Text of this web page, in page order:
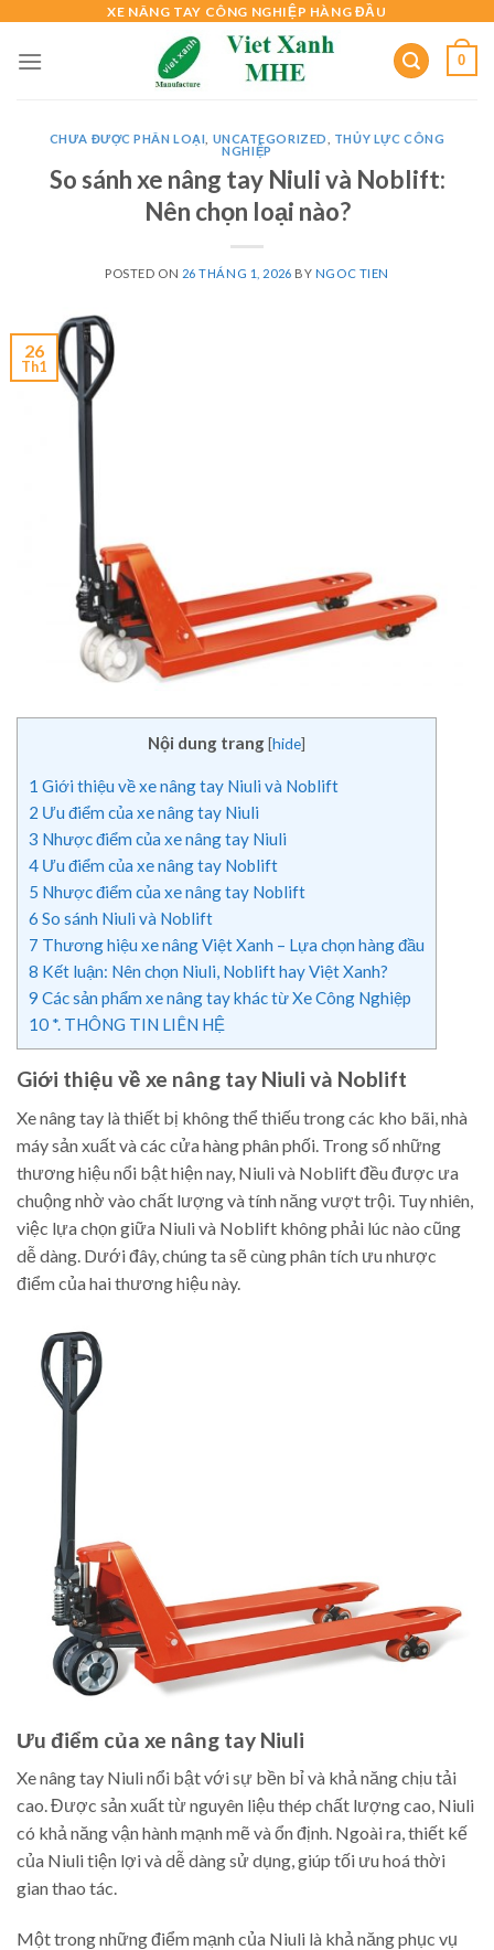
content
XE NÂNG TAY CÔNG NGHIỆP HÀNG ĐẦU
0
CHƯA ĐƯỢC PHÂN LOẠI UNCATEGORIZED
THỦY LỰC CÔNG
NGHIỆP
So sánh xe nâng tay Niuli và Noblift:
Nên chọn loại nào?
POSTED ON 26 THÁNG 1, 2026 BY NGOC TIEN
26
Th1
Nội dung trang[hide]
1 Giới thiệu về xe nâng tay Niuli và Noblift
2 Ưu điểm của xe nâng tay Niuli
3 Nhược điểm của xe nâng tay Niuli
4 Ưu điểm của xe nâng tay Noblift
5 Nhược điểm của xe nâng tay Noblift
6 So sánh Niuli và Noblift
7 Thương hiệu xe nâng Việt Xanh – Lựa chọn hàng đầu
8 Kết luận: Nên chọn Niuli, Noblift hay Việt Xanh?
9 Các sản phẩm xe nâng tay khác từ Xe Công Nghiệp
10 *. THÔNG TIN LIÊN HỆ
Giới thiệu về xe nâng tay Niuli và Noblift
Xe nâng tay là thiết bị không thể thiếu trong các kho bãi, nhà
máy sản xuất và các cửa hàng phân phối. Trong số những
thương hiệu nổi bật hiện nay, Niuli và Noblift đều được ưa
chuộng nhờ vào chất lượng và tính năng vượt trội. Tuy nhiên,
việc lựa chọn giữa Niuli và Noblift không phải lúc nào cũng
dễ dàng. Dưới đây, chúng ta sẽ cùng phân tích ưu nhược
điểm của hai thương hiệu này.
Ưu điểm của xe nâng tay Niuli
Xe nâng tay Niuli nổi bật với sự bền bỉ và khả năng chịu tải
cao. Được sản xuất từ nguyên liệu thép chất lượng cao, Niuli
có khả năng vận hành mạnh mẽ và ổn định. Ngoài ra, thiết kế
của Niuli tiện lợi và dễ dàng sử dụng, giúp tối ưu hoá thời
gian thao tác.
Một trong những điểm mạnh của Niuli là khả năng phục vụ